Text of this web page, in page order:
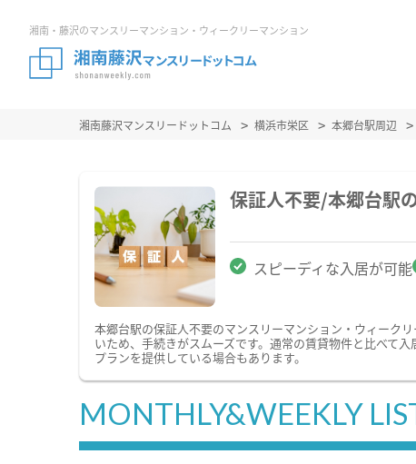
湘南・藤沢のマンスリーマンション・ウィークリーマンション
湘南藤沢マンスリードットコム 横浜市栄区 本郷台駅周辺
保証人不要/本郷台駅
スピーディな入居が可能
本郷台駅の保証人不要のマンスリーマンション・ウィーク
いため、手続きがスムーズです。通常の賃貸物件と比べて
プランを提供している場合もあります。
MONTHLY&WEEKLY